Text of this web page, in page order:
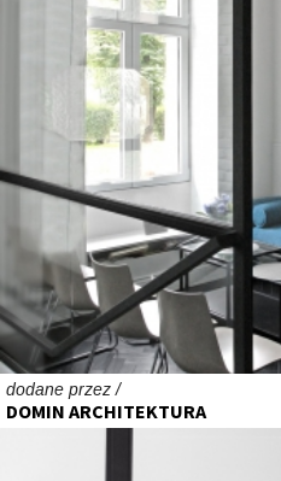
dodane przez /
DOMIN ARCHITEKTURA